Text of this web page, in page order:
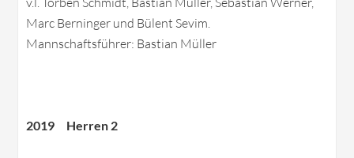
Marc Berninger und Bülent Sevim.
Mannschaftsführer: Bastian Müller
2019 Herren 2